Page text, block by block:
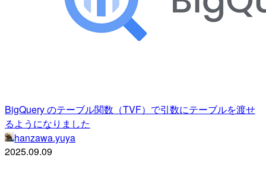
BigQuery のテーブル関数（TVF）で引数にテーブルを渡せ
るようになりました
hanzawa.yuya
2025.09.09